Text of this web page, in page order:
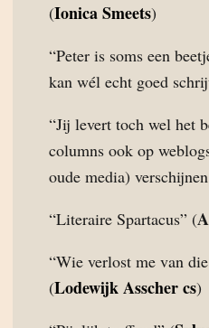
(Ionica Smeets)
“Peter is soms een
kan wél echt goed
“Jij levert toch wel het
columns ook op
oude media)
“Literaire Spartacus” (
“Wie verlost me van
(Lodewijk Asscher cs)